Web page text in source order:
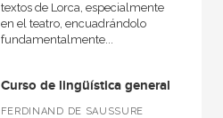
textos de Lorca, especialmente
en el teatro, encuadrándolo
fundamentalmente...
Curso de lingüística general
FERDINAND DE SAUSSURE